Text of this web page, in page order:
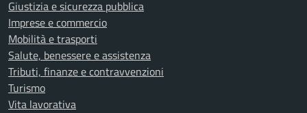
Giustizia e sicurezza pubblica
Imprese e commercio
Mobilità e trasporti
Salute, benessere e assistenza
Tributi, finanze e contravvenzioni
Turismo
Vita lavorativa